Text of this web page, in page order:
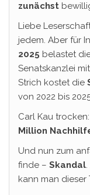
zunächst
Liebe
jedem. Aber für
2025 belastet
Senatskanzlei
Strich kostet die
von 2022 bis
Carl Kau
Million
Und nun zum
finde – Skandal
kann man dieser